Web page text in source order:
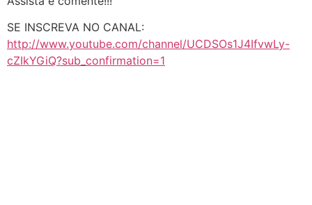
SE INSCREVA NO CANAL:
http://www.youtube.com/channel/UCDSOs1J4IfvwLy-
cZIkYGiQ?sub_confirmation=1